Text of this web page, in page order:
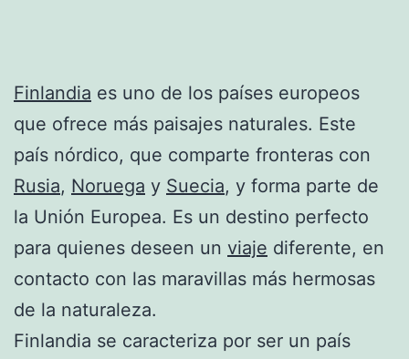
Finlandia es uno de los países europeos
que ofrece más paisajes naturales. Este
país nórdico, que comparte fronteras con
Rusia, Noruega y Suecia, y forma parte de
la Unión Europea. Es un destino perfecto
para quienes deseen un viaje diferente, en
contacto con las maravillas más hermosas
de la naturaleza.
Finlandia se caracteriza por ser un país